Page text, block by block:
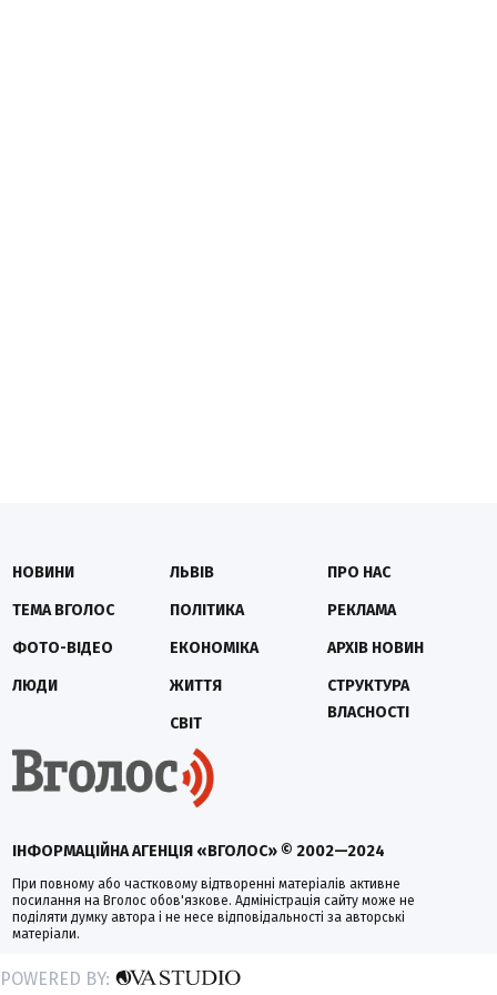
ІНФОРМАЦІЙНА АГЕНЦІЯ «ВГОЛОС» © 2002—2024
При повному або частковому відтворенні матеріалів активне
посилання на Вголос обов'язкове. Адміністрація сайту може не
поділяти думку автора і не несе відповідальності за авторські
матеріали.
НОВИНИ
ТЕМА ВГОЛОС
ФОТО-ВІДЕО
ЛЮДИ
ЛЬВІВ
ПОЛІТИКА
ЕКОНОМІКА
ЖИТТЯ
СВІТ
ПРО НАС
РЕКЛАМА
АРХІВ НОВИН
СТРУКТУРА
ВЛАСНОСТІ
POWERED BY: